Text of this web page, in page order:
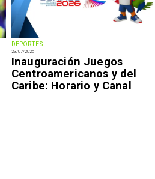
DEPORTES
23/07/2026
Inauguración Juegos
Centroamericanos y del
Caribe: Horario y Canal